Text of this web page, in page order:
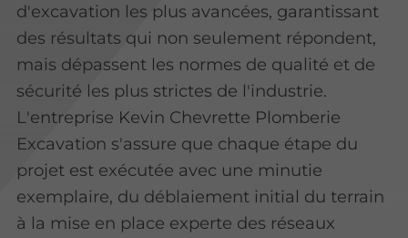
d'excavation les plus avancées, garantissant
des résultats qui non seulement répondent,
mais dépassent les normes de qualité et de
sécurité les plus strictes de l'industrie.
L'entreprise Kevin Chevrette Plomberie
Excavation s'assure que chaque étape du
projet est exécutée avec une minutie
exemplaire, du déblaiement initial du terrain
à la mise en place experte des réseaux